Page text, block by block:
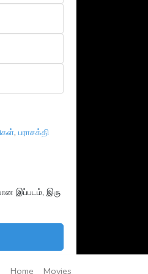
, பராசக்தி
இப்படம், இரு
Home Movies